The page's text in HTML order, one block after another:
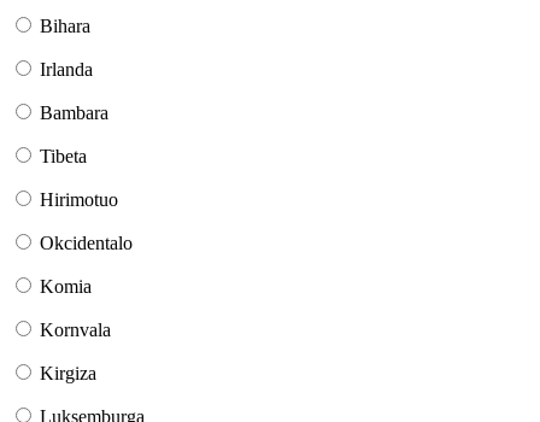
Bihara
Irlanda
Bambara
Tibeta
Hirimotuo
Okcidentalo
Komia
Kornvala
Kirgiza
Luksemburga